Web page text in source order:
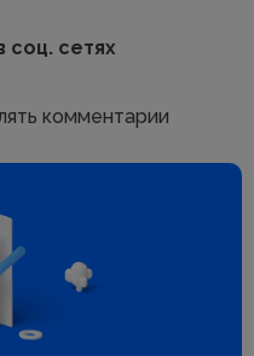
соц. сетях
комментарии